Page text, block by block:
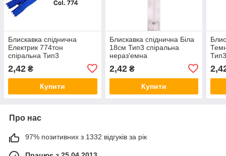
Блискавка спіднична
Електрик 774тон
спіральна Тип3
2,42 ₴
Купити
Блискавка спіднична Біла
18см Тип3 спіральна
нераз'емна
2,42₴
Купити
Про нас
97% позитивних з 1332 відгуків за рік